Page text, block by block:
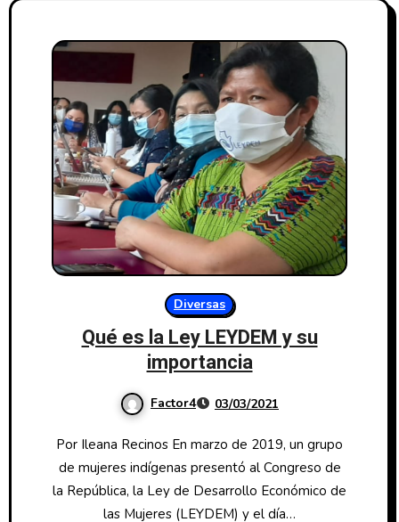
Diversas
Qué es la Ley LEYDEM y su
importancia
Factor4 03/03/2021
Por Ileana Recinos En marzo de 2019, un grupo
de mujeres indígenas presentó al Congreso de
la República, la Ley de Desarrollo Económico de
las Mujeres (LEYDEM) y el día…